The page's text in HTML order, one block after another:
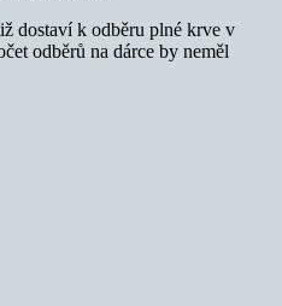
dostaví k odběru plné krve v
odběrů na dárce by neměl